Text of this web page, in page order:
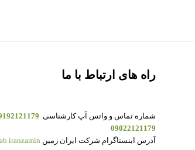
راه های ارتباط با ما
شماره تماس و واتس آپ کارشناسی
09022121179
آدرس اینستاگرام شرکت ایران زمین